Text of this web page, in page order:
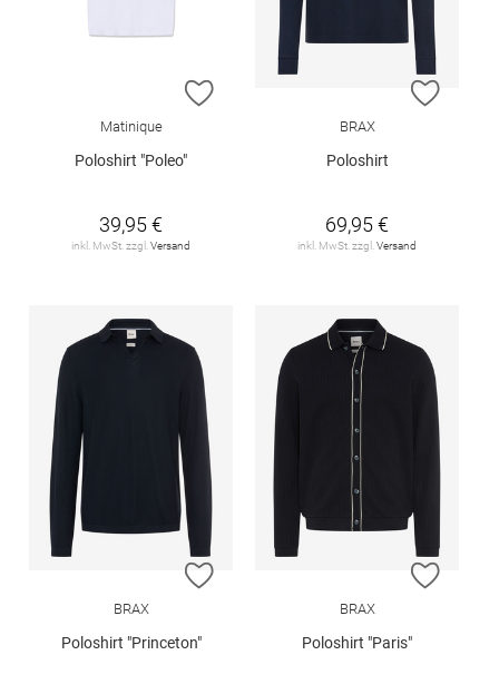
ZUR WUNSCHLISTE HINZUFÜGEN
Matinique
Poloshirt "Poleo"
39,95 €
inkl. MwSt. zzgl. Versand
ZUR
BRAX
Poloshirt
69,95 €
inkl. MwSt. zzgl. Versand
ZUR WUNSCHLISTE HINZUFÜGEN
BRAX
Poloshirt "Princeton"
ZUR
BRAX
Poloshirt "Paris"